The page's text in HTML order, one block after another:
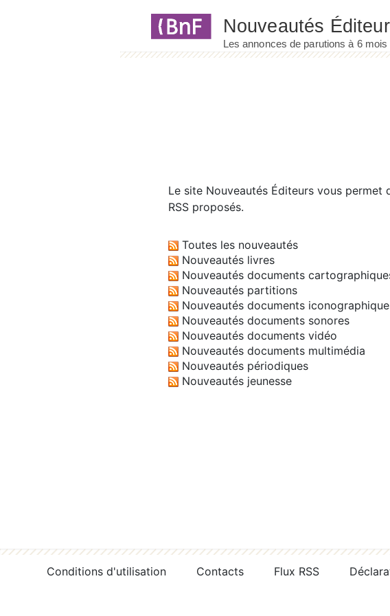
Le site Nouveautés Éditeurs vous permet
RSS proposés.
Toutes les nouveautés
Nouveautés livres
Nouveautés documents
Nouveautés partitions
Nouveautés documents
Nouveautés documents sonores
Nouveautés documents vidéo
Nouveautés documents multimédia
Nouveautés périodiques
Nouveautés jeunesse
Conditions d'utilisation Contacts Flux RSS